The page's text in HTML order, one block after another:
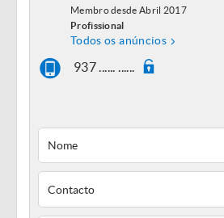
Membro desde Abril 2017
Profissional
Todos os anúncios
937 ...... ......